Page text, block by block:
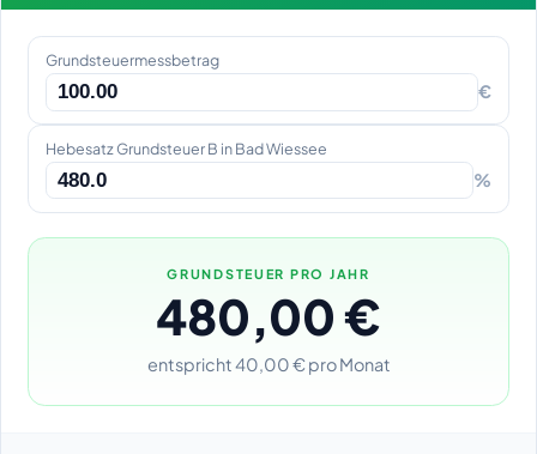
Grundsteuermessbetrag
€
Hebesatz Grundsteuer B in Bad Wiessee
%
GRUNDSTEUER PRO JAHR
480,00 €
entspricht 40,00 € pro Monat